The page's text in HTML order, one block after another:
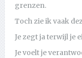
grenzen.
Toch zie ik vaak
Je zegt ja terwijl je
Je voelt je